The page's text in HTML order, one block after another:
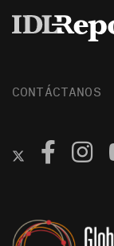
CONTÁCTANOS